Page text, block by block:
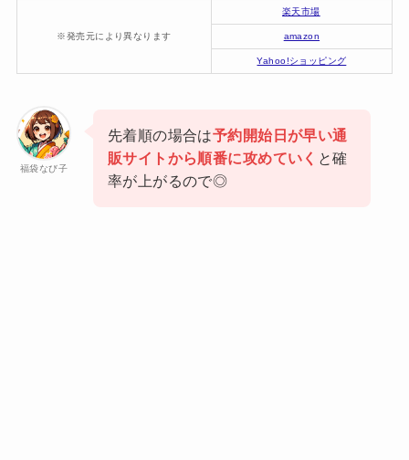
※発売元により異なります
楽天市場
amazon
Yahoo!ショッピング
福袋なび子
先着順の場合は予約開始日が早い通
販サイトから順番に攻めていく と確
率が上がるので◎